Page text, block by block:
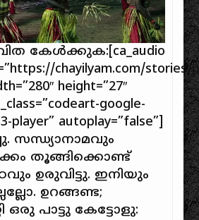
കേൾക്കുക:[ca_audio
chayilyam.com/
height=”27″
google-
player” autoplay=”false”]
സന്ധ്യാനാമവും
തൂങ്ങിക്കൊണ്ട്‌
ഉരുവിട്ടു. ഇനിയും
ഉറങ്ങണ്ട;
ഒരു പാട്ടു കേട്ടോളു: